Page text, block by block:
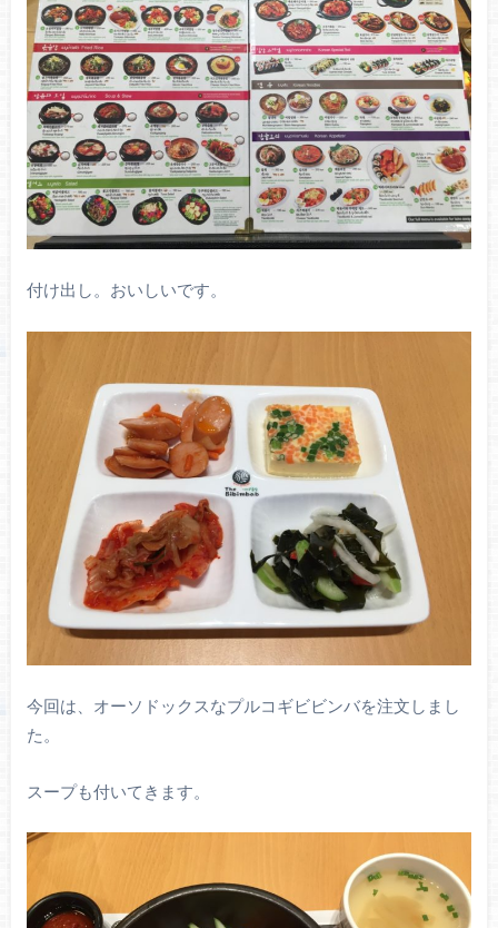
付け出し。おいしいです。
今回は、オーソドックスなプルコギビビンバを注文しまし
た。
スープも付いてきます。